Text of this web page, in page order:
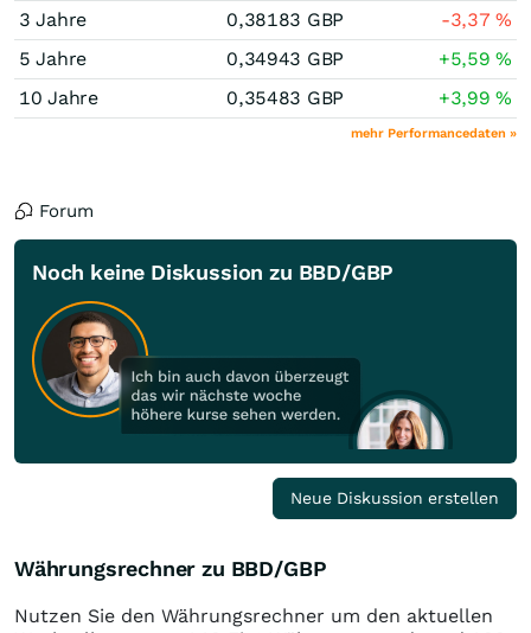
3 Jahre 0,38183 GBP -3,37%
5 Jahre
0,34943 GBP +5,59%
10 Jahre
0,35483 GBP +3,99%
mehr Performancedaten »
Forum
Noch keine Diskussion zu BBD/GBP
Neue Diskussion erstellen
Währungsrechner zu BBD/GBP
Nutzen Sie den Währungsrechner um den aktuellen